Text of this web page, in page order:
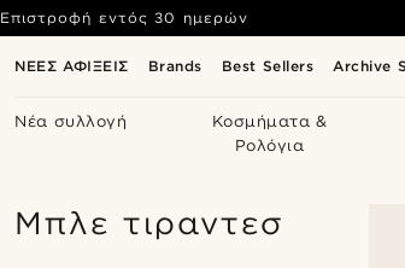
ΝΕΕΣ ΑΦΙΞΕΙΣ Brands Best Sellers Archive
Νέα συλλογή
Κοσμήματα &
Ρολόγια
Επιστροφή εντός 30 ημερών
Μπλε τιραντεσ